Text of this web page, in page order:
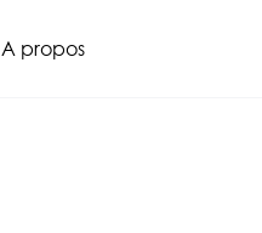
A propos